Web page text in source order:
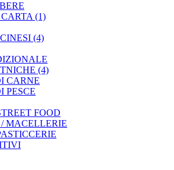
(1)
(4)
(4)
CARNE
PESCE
FOOD
MACELLERIE